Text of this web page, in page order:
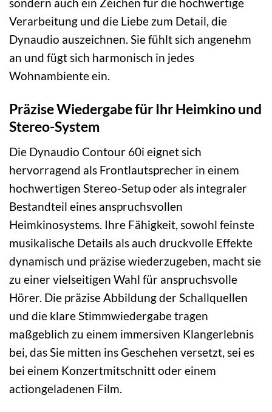
sondern auch ein Zeichen für die hochwertige
Verarbeitung und die Liebe zum Detail, die
Dynaudio auszeichnen. Sie fühlt sich angenehm
an und fügt sich harmonisch in jedes
Wohnambiente ein.
Präzise Wiedergabe für Ihr Heimkino und
Stereo-System
Die Dynaudio Contour 60i eignet sich
hervorragend als Frontlautsprecher in einem
hochwertigen Stereo-Setup oder als integraler
Bestandteil eines anspruchsvollen
Heimkinosystems. Ihre Fähigkeit, sowohl feinste
musikalische Details als auch druckvolle Effekte
dynamisch und präzise wiederzugeben, macht sie
zu einer vielseitigen Wahl für anspruchsvolle
Hörer. Die präzise Abbildung der Schallquellen
und die klare Stimmwiedergabe tragen
maßgeblich zu einem immersiven Klangerlebnis
bei, das Sie mitten ins Geschehen versetzt, sei es
bei einem Konzertmitschnitt oder einem
actiongeladenen Film.